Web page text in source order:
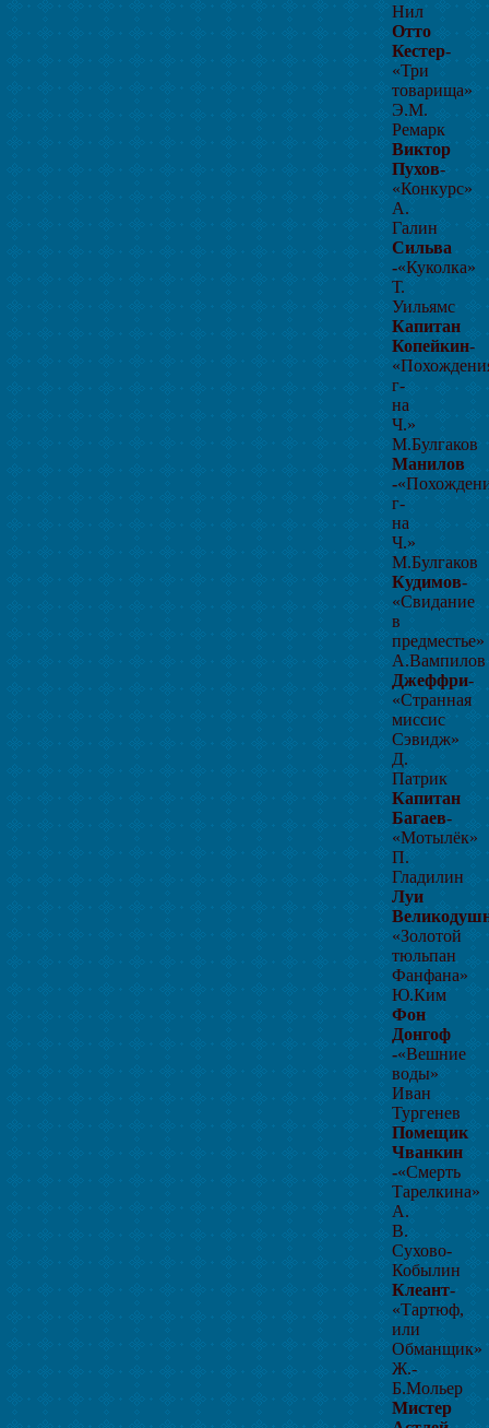
Нил
Отто
Кестер-
«Три
товарища»
Э.М.
Ремарк
Виктор
Пухов-
«Конкурс»
А.
Галин
Сильва
-«Куколка»
Т.
Уильямс
Капитан
Копейкин-
г-
на
Ч.»
М.Булгаков
Манилов
-
г-
на
Ч.»
М.Булгаков
Кудимов-
«Свидание
в
предместье»
А.Вампилов
Джеффри-
«Странная
миссис
Сэвидж»
Д.
Патрик
Капитан
Багаев-
«Мотылёк»
П.
Гладилин
Луи
«Золотой
тюльпан
Фанфана»
Ю.Ким
Фон
Донгоф
-«Вешние
воды»
Иван
Тургенев
Помещик
Чванкин
-«Смерть
Тарелкина»
А.
В.
Сухово-
Кобылин
Клеант-
«Тартюф,
или
Обманщик»
Ж.-
Б.Мольер
Мистер